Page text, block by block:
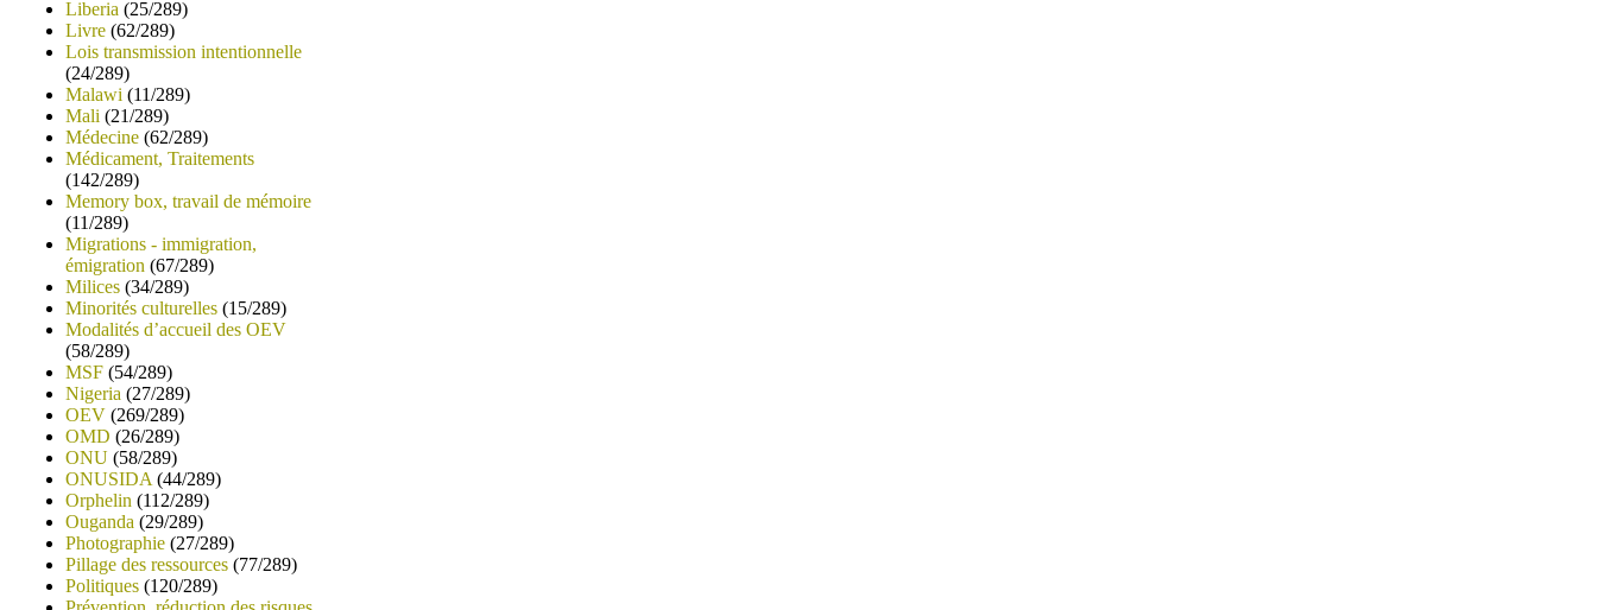
Liberia (25/289)
Livre (62/289)
Lois transmission intentionnelle
(24/289)
Malawi (11/289)
Mali (21/289)
Médecine (62/289)
Médicament, Traitements
(142/289)
Memory box, travail de mémoire
(11/289)
Migrations - immigration,
émigration (67/289)
Milices (34/289)
Minorités culturelles (15/289)
Modalités d’accueil des OEV
(58/289)
MSF (54/289)
Nigeria (27/289)
OEV (269/289)
OMD (26/289)
ONU (58/289)
ONUSIDA (44/289)
Orphelin (112/289)
Ouganda (29/289)
Photographie (27/289)
Pillage des ressources (77/289)
Politiques (120/289)